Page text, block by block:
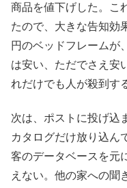
商品を値下げした。こ
たので、大きな告知効
円のベッドフレームが
は安い、ただでさえ安
れだけでも人が殺到す
次は、ポストに投げ込
カタログだけ放り込ん
客のデータベースを元
えない。他の家への聞